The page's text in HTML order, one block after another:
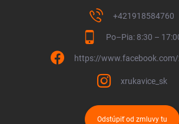
+421918584760
Po–Pia: 8:30 –
https://
xrukavice_sk
Odstúpiť od zmluvy tu